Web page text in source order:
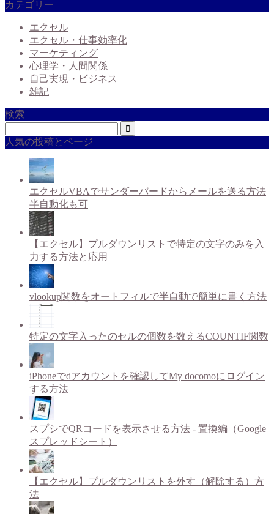
カテゴリー
エクセル
エクセル・仕事効率化
マーケティング
心理学・人間関係
自己実現・ビジネス
雑記
検索
人気の投稿とページ
エクセルVBAでサンダーバードからメールを送る方法|
半自動化も可
【エクセル】プルダウンリストで特定の文字のみを入
力する方法と応用
vlookup関数をオートフィルで半自動で簡単に書く方法
特定の文字入ったのセルの個数を数えるCOUNTIF関数
iPhoneでdアカウントを確認してMy docomoにログイン
する方法
スプシでQRコードを表示させる方法 - 置換編（Google
スプレッドシート）
【エクセル】プルダウンリストを外す（解除する）方
法